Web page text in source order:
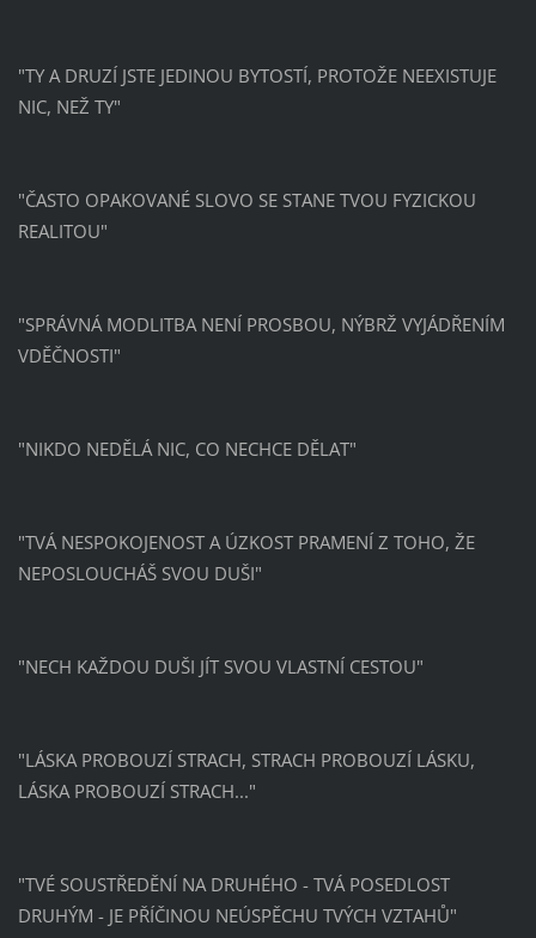
"TY A DRUZÍ JSTE JEDINOU BYTOSTÍ, PROTOŽE NEEXISTUJE
NIC, NEŽ TY"
"ČASTO OPAKOVANÉ SLOVO SE STANE TVOU FYZICKOU
REALITOU"
"SPRÁVNÁ MODLITBA NENÍ PROSBOU, NÝBRŽ VYJÁDŘENÍM
VDĚČNOSTI"
"NIKDO NEDĚLÁ NIC, CO NECHCE DĚLAT"
"TVÁ NESPOKOJENOST A ÚZKOST PRAMENÍ Z TOHO, ŽE
NEPOSLOUCHÁŠ SVOU DUŠI"
"NECH KAŽDOU DUŠI JÍT SVOU VLASTNÍ CESTOU"
"LÁSKA PROBOUZÍ STRACH, STRACH PROBOUZÍ LÁSKU,
LÁSKA PROBOUZÍ STRACH..."
"TVÉ SOUSTŘEDĚNÍ NA DRUHÉHO - TVÁ POSEDLOST
DRUHÝM - JE PŘÍČINOU NEÚSPĚCHU TVÝCH VZTAHŮ"